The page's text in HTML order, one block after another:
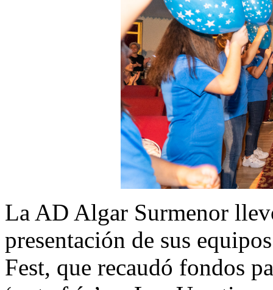
La AD Algar Surmenor
presentación de sus
Fest, que recaudó fondos